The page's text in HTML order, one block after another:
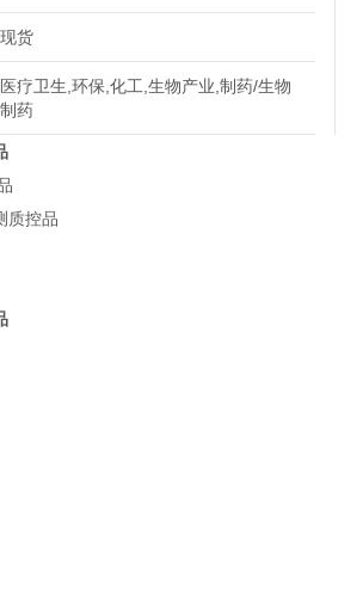
现货
医疗卫生,环保,化工,生物产业,制药/生物
制药
质控品